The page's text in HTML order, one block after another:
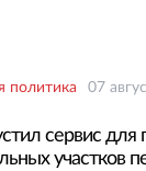
политика 07
сервис для
участков